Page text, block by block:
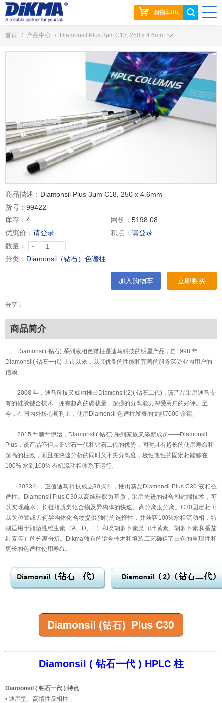
购物车(0)
首页 / 产品中心 / Diamonsil Plus 3μm C18, 250 x 4.6mm
商品描述： Diamonsil Plus 3μm C18, 250 x 4.6mm
货号：99422
库存：4 网价： 5198.08
优惠价：请登录 积点： 请登录
数量：
- +
分类： Diamonsil（钻石）色谱柱
加入购物车 立即购买
分享：
商品简介
Diamonsil( 钻石) 系列液相色谱柱是迪马科技的明星产品，自1998 年
Diamonsil( 钻石一代) 上市以来，以其优良的性能和完善的服务深受业内用户的
信赖。
2008 年，迪马科技又成功推出Diamonsil(2)( 钻石二代)，该产品采用迪马专
有的硅胶键合技术，拥有超高的碳载量，超强的分离能力深受用户的好评。至
今，在国内外核心期刊上，使用Diamonsil 色谱柱发表的文献7000 余篇。
2015 年新年伊始，Diamonsil( 钻石) 系列家族又添新成员——Diamonsil
Plus，该产品不但具备钻石一代和钻石二代的优势，同时具有超长的使用寿命和
超高的柱效，而且在快速分析的同时又不失分离度，极性改性的固定相能够在
100% 水到100% 有机流动相体系下运行。
2023年，正值迪马科技成立30周年，推出新品Diamonsil Plus C30 液相色
谱柱。Diamonsil Plus C30以高纯硅胶为基质，采用先进的键合和封端技术，可
以实现疏水、长链脂质类化合物及异构体的快速、高分离度分离。C30固定相可
以为位置或几何异构体化合物提供独特的选择性，并兼容100%水相流动相，特
别适用于脂溶性维生素（A、D、E）和类胡萝卜素类（叶黄素、胡萝卜素和番茄
红素等）的分离分析。Dikma独有的键合技术和填装工艺确保了出色的重现性和
更长的色谱柱使用寿命。
Diamonsil ( 钻石一代 ) HPLC 柱
Diamonsil ( 钻石一代 ) 特点
• 通用型、高惰性反相柱